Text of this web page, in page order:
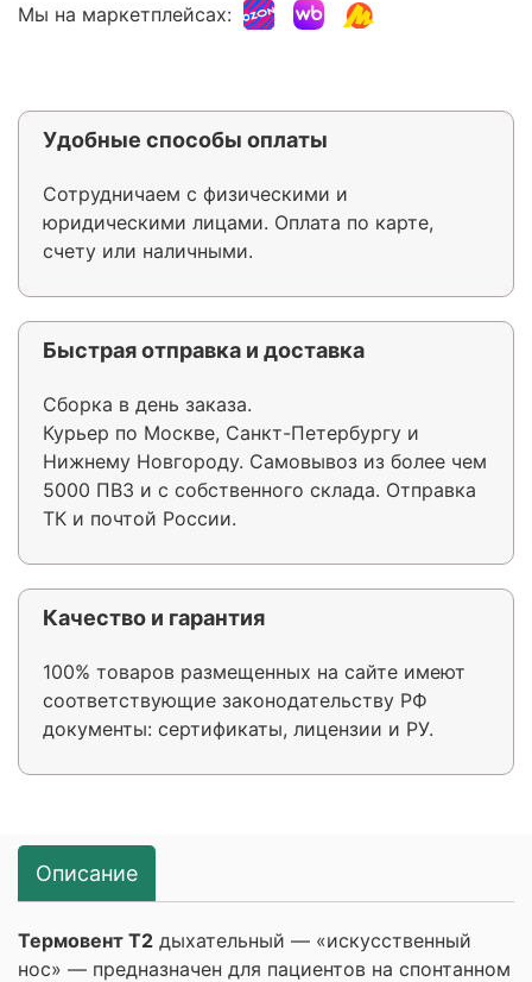
Мы на маркетплейсах:
Удобные способы оплаты
Сотрудничаем с физическими и
юридическими лицами. Оплата по карте,
счету или наличными.
Быстрая отправка и доставка
Сборка в день заказа.
Курьер по Москве, Санкт-Петербургу и
Нижнему Новгороду. Самовывоз из более чем
5000 ПВЗ и с собственного склада. Отправка
ТК и почтой России.
Качество и гарантия
100% товаров размещенных на сайте имеют
соответствующие законодательству РФ
документы: сертификаты, лицензии и РУ.
Описание
Термовент Т2 дыхательный — «искусственный
нос» — предназначен для пациентов на спонтанном